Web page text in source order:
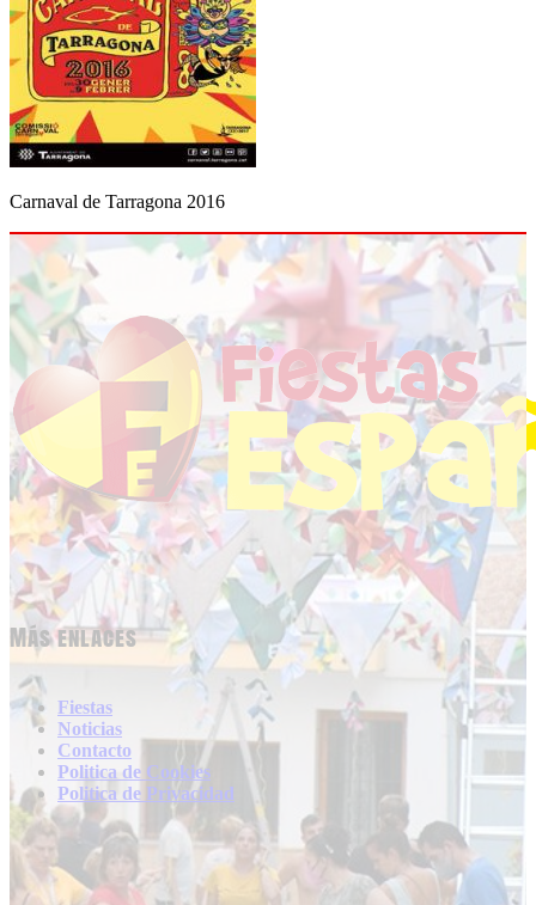
Carnaval de Tarragona 2016
Más enlaces
Fiestas
Noticias
Contacto
Politica de Cookies
Politica de Privacidad